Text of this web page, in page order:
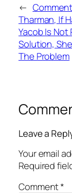
←
Tharman, If
Yacob Is Not
Solution,
The Problem
Leave a
Your email
Required
Comment*